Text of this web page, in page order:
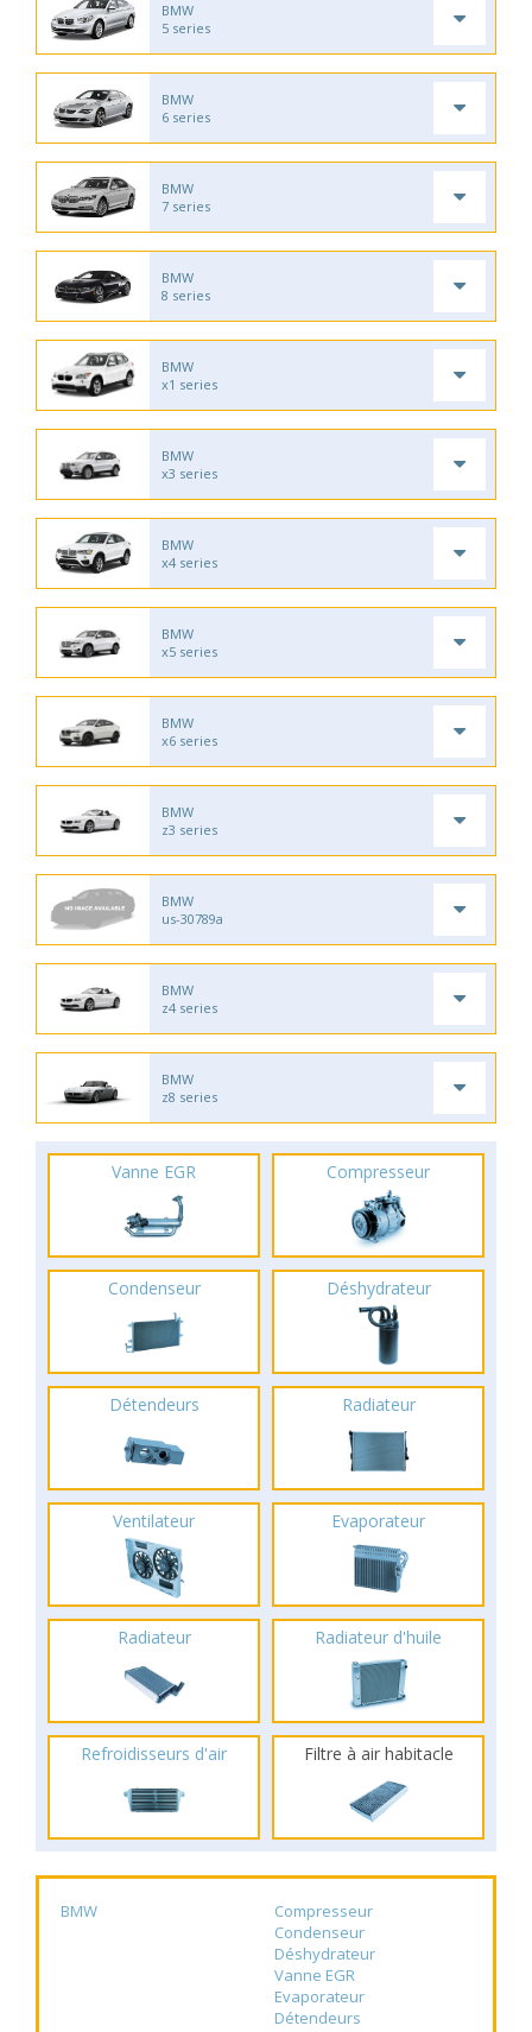
BMW
5 series
BMW
6 series
BMW
7 series
BMW
8 series
BMW
x1 series
BMW
x3 series
BMW
x4 series
BMW
x5 series
BMW
x6 series
BMW
z3 series
BMW
us-30789a
BMW
z4 series
BMW
z8 series
Vanne EGR Compresseur
Condenseur Déshydrateur
Détendeurs Radiateur
Ventilateur Evaporateur
Radiateur Radiateur d'huile
Refroidisseurs d'air Filtre à air habitacle
BMW
Compresseur
Condenseur
Déshydrateur
Vanne EGR
Evaporateur
Détendeurs